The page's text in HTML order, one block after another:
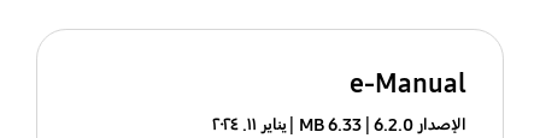
e-Manual
الإصدار 6.2.0 6.33 MB
يناير ١١. ٢٠٢٤